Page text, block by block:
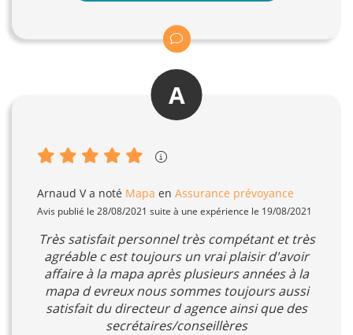
A
Arnaud Va noté Mapa en Assurance prévoyance
Avis publié le 28/08/2021 suite à une expérience le 19/08/2021
Très satisfait personnel très compétant et très
agréable c est toujours un vrai plaisir d'avoir
affaire à la mapa après plusieurs années à la
mapa d evreux nous sommes toujours aussi
satisfait du directeur d agence ainsi que des
secrétaires/conseillères